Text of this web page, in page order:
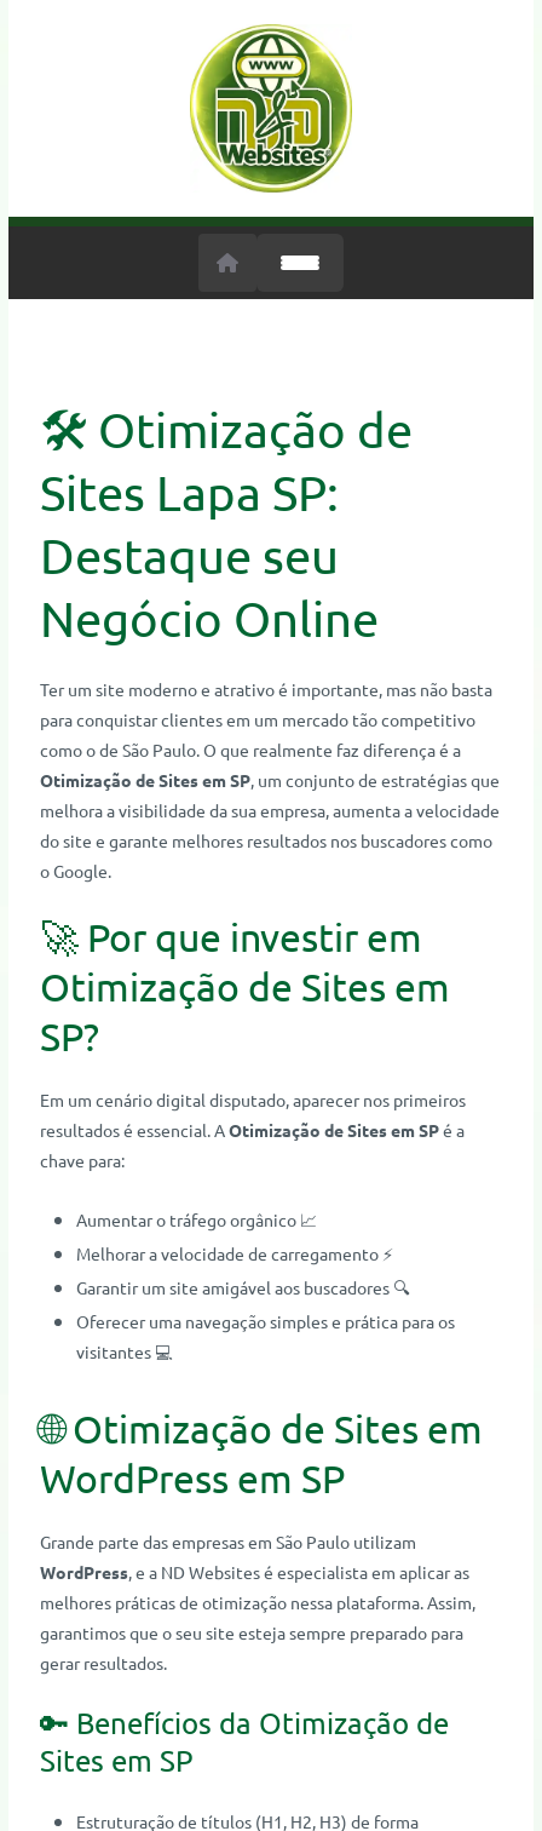
🛠️ Otimização de
Sites Lapa SP:
Destaque seu
Negócio Online
Ter um site moderno e atrativo é importante, mas não basta
para conquistar clientes em um mercado tão competitivo
como o de São Paulo. O que realmente faz diferença é a
Otimização de Sites em SP, um conjunto de estratégias que
melhora a visibilidade da sua empresa, aumenta a velocidade
do site e garante melhores resultados nos buscadores como
o Google.
🚀 Por que investir em
Otimização de Sites em
SP?
Em um cenário digital disputado, aparecer nos primeiros
resultados é essencial. AOtimização de Sites em SPé a
chave para:
Aumentar o tráfego orgânico 📈
Melhorar a velocidade de carregamento ⚡
Garantir um site amigável aos buscadores 🔍
Oferecer uma navegação simples e prática para os
visitantes 💻
🌐 Otimização de Sites em
WordPress em SP
Grande parte das empresas em São Paulo utilizam
WordPress, e a ND Websites é especialista em aplicar as
melhores práticas de otimização nessa plataforma. Assim,
garantimos que o seu site esteja sempre preparado para
gerar resultados.
🔑 Benefícios da Otimização de
Sites em SP
Estruturação de títulos (H1, H2, H3) de forma